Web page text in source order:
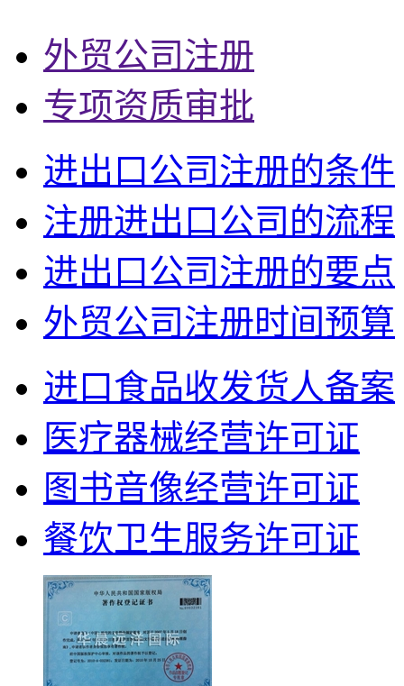
外贸公司注册
专项资质审批
进出口公司注册的条件
注册进出口公司的流程
进出口公司注册的要点
外贸公司注册时间预算
进口食品收发货人备案
医疗器械经营许可证
图书音像经营许可证
餐饮卫生服务许可证